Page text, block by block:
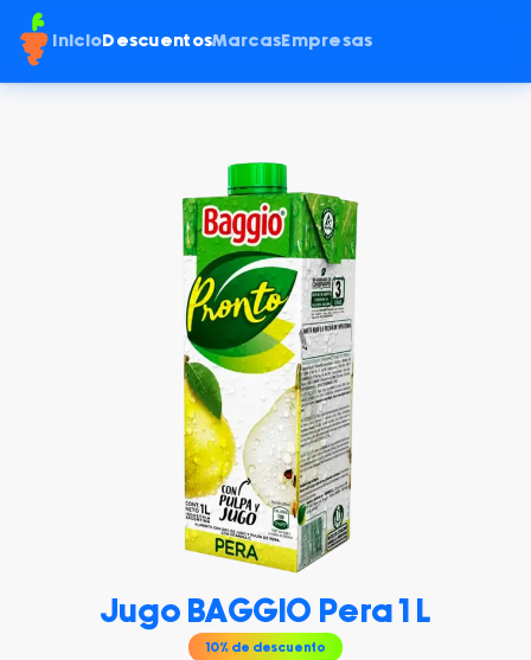
Inicio DescuentosMarcas Empresas
Jugo BAGGIO Pera 1 L
10% de descuento